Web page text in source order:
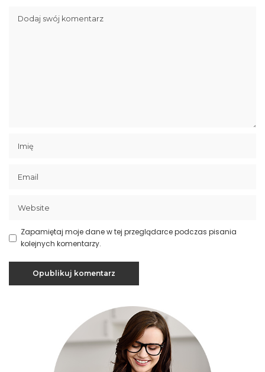
Zapamiętaj moje dane w tej przeglądarce podczas pisania
kolejnych komentarzy.